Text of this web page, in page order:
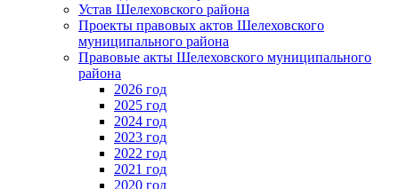
Устав Шелеховского района
Проекты правовых актов Шелеховского
муниципального района
Правовые акты Шелеховского муниципального
района
2026 год
2025 год
2024 год
2023 год
2022 год
2021 год
2020 год